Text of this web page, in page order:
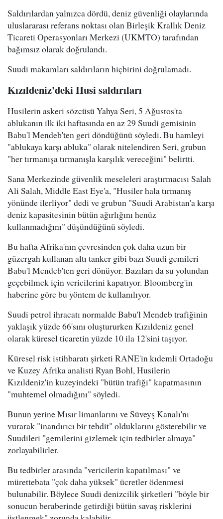
Saldırılardan yalnızca dördü, deniz güvenliği olaylarında
uluslararası referans noktası olan Birleşik Krallık Deniz
Ticareti Operasyonları Merkezi (UKMTO) tarafından
bağımsız olarak doğrulandı.
Suudi makamları saldırıların hiçbirini doğrulamadı.
Kızıldeniz'deki Husi saldırıları
Husilerin askeri sözcüsü Yahya Seri, 5 Ağustos'ta
ablukanın ilk iki haftasında en az 29 Suudi gemisinin
Babu'l Mendeb'ten geri döndüğünü söyledi. Bu hamleyi
"ablukaya karşı abluka" olarak nitelendiren Seri, grubun
"her tırmanışa tırmanışla karşılık vereceğini" belirtti.
Sana Merkezinde güvenlik meseleleri araştırmacısı Salah
Ali Salah, Middle East Eye'a, "Husiler hala tırmanış
yönünde ilerliyor" dedi ve grubun "Suudi Arabistan'a karşı
deniz kapasitesinin bütün ağırlığını henüz
kullanmadığını" düşündüğünü söyledi.
Bu hafta Afrika'nın çevresinden çok daha uzun bir
güzergah kullanan altı tanker gibi bazı Suudi gemileri
Babu'l Mendeb'ten geri dönüyor. Bazıları da su yolundan
geçebilmek için vericilerini kapatıyor. Bloomberg'in
haberine göre bu yöntem de kullanılıyor.
Suudi petrol ihracatı normalde Babu'l Mendeb trafiğinin
yaklaşık yüzde 66'sını oluştururken Kızıldeniz genel
olarak küresel ticaretin yüzde 10 ila 12'sini taşıyor.
Küresel risk istihbaratı şirketi RANE'in kıdemli Ortadoğu
ve Kuzey Afrika analisti Ryan Bohl, Husilerin
Kızıldeniz'in kuzeyindeki "bütün trafiği" kapatmasının
"muhtemel olmadığını" söyledi.
Bunun yerine Mısır limanlarını ve Süveyş Kanalı'nı
vurarak "inandırıcı bir tehdit" olduklarını gösterebilir ve
Suudileri "gemilerini gizlemek için tedbirler almaya"
zorlayabilirler.
Bu tedbirler arasında "vericilerin kapatılması" ve
mürettebata "çok daha yüksek" ücretler ödenmesi
bulunabilir. Böylece Suudi denizcilik şirketleri "böyle bir
sonucun beraberinde getirdiği bütün savaş risklerini